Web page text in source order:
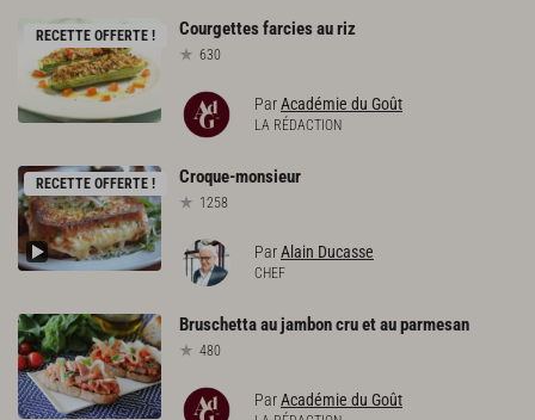
RECETTE OFFERTE ! Courgettesfarciesauriz
630
ParAcadémie du Goût
LA RÉDACTION
RECETTE OFFERTE ! Croque-monsieur
1258
ParAlain Ducasse
CHEF
Bruschettaaujamboncruetauparmesan
480
ParAcadémie du Goût